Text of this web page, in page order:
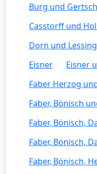
Burg und Gertsch
Casstorff und
Dorn und Lessing
Eisner
Eisner
Faber Herzog
Faber, Bönisch
Faber, Bönisch,
Faber, Bönisch,
Faber, Bönisch,